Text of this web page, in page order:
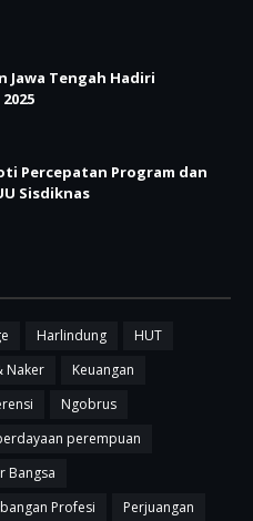
Jawa Tengah Hadiri
Percepatan Program dan
Sisdiknas
Harlindung
HUT
Naker
Keuangan
Ngobrus
perempuan
Bangsa
Profesi Perjuangan